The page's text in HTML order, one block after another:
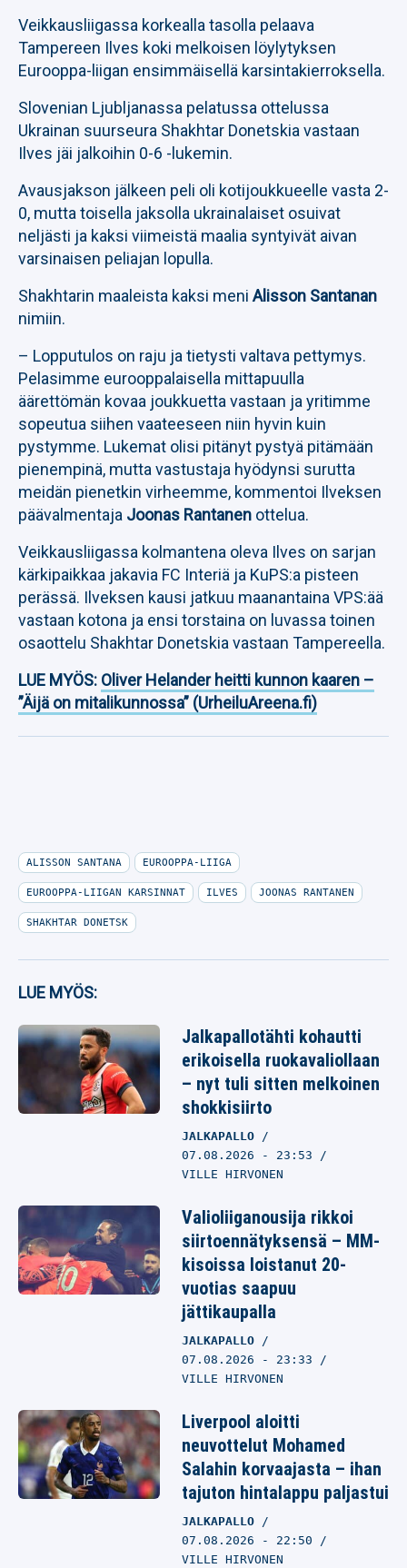
Veikkausliigassa korkealla tasolla pelaava
Tampereen Ilves koki melkoisen löylytyksen
Eurooppa-liigan ensimmäisellä karsintakierroksella.
Slovenian Ljubljanassa pelatussa ottelussa
Ukrainan suurseura Shakhtar Donetskia vastaan
Ilves jäi jalkoihin 0-6 -lukemin.
Avausjakson jälkeen peli oli kotijoukkueelle vasta 2-
0, mutta toisella jaksolla ukrainalaiset osuivat
neljästi ja kaksi viimeistä maalia syntyivät aivan
varsinaisen peliajan lopulla.
Shakhtarin maaleista kaksi meni Alisson Santanan
nimiin.
– Lopputulos on raju ja tietysti valtava pettymys.
Pelasimme eurooppalaisella mittapuulla
äärettömän kovaa joukkuetta vastaan ja yritimme
sopeutua siihen vaateeseen niin hyvin kuin
pystymme. Lukemat olisi pitänyt pystyä pitämään
pienempinä, mutta vastustaja hyödynsi surutta
meidän pienetkin virheemme, kommentoi Ilveksen
päävalmentaja Joonas Rantanen ottelua.
Veikkausliigassa kolmantena oleva Ilves on sarjan
kärkipaikkaa jakavia FC Interiä ja KuPS:a pisteen
perässä. Ilveksen kausi jatkuu maanantaina VPS:ää
vastaan kotona ja ensi torstaina on luvassa toinen
osaottelu Shakhtar Donetskia vastaan Tampereella.
LUE MYÖS: Oliver Helander heitti kunnon kaaren –
”Äijä on mitalikunnossa” (UrheiluAreena.fi)
ALISSON SANTANA EUROOPPA-LIIGA
EUROOPPA-LIIGAN KARSINNAT ILVES JOONAS RANTANEN
SHAKHTAR DONETSK
LUE MYÖS:
Jalkapallotähti kohautti
erikoisella ruokavaliollaan
– nyt tuli sitten melkoinen
shokkisiirto
JALKAPALLO
07.08.2026 - 23:53
VILLE HIRVONEN
Valioliiganousija rikkoi
siirtoennätyksensä – MM-
kisoissa loistanut 20-
vuotias saapuu
jättikaupalla
JALKAPALLO
07.08.2026 - 23:33
VILLE HIRVONEN
Liverpool aloitti
neuvottelut Mohamed
Salahin korvaajasta – ihan
tajuton hintalappu paljastui
JALKAPALLO
07.08.2026 - 22:50
VILLE HIRVONEN